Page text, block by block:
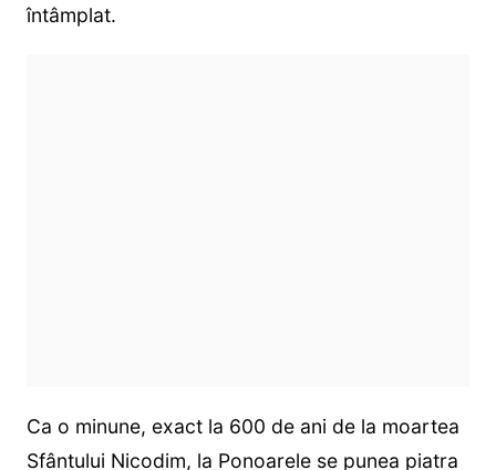
întâmplat.
Ca o minune, exact la 600 de ani de la moartea
Sfântului Nicodim, la Ponoarele se punea piatra